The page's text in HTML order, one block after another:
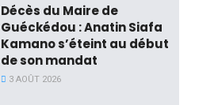
Décès du Maire de
Guéckédou : Anatin Siafa
Kamano s’éteint au début
de son mandat
3 AOÛT 2026